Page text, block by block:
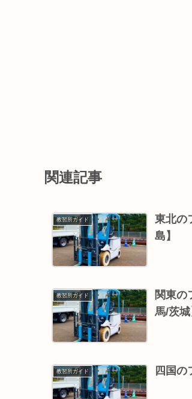
関連記事
教習所ガイド
東北の
島】
教習所ガイド
関東の
馬/茨城
教習所ガイド 四国の